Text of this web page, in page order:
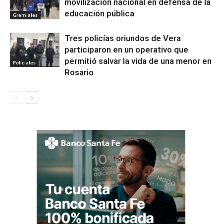
Gremiales
movilización nacional en defensa de la
educación pública
Policiales
Tres policías oriundos de Vera
participaron en un operativo que
permitió salvar la vida de una menor en
Rosario